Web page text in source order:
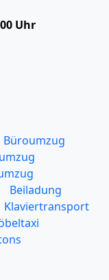
Uhr
Büroumzug
Beiladung
Klaviertransport